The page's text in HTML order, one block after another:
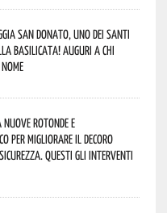
San Donato, uno dei Santi
Basilicata! Auguri a chi
nuove rotonde e
per migliorare il decoro
Questi gli interventi